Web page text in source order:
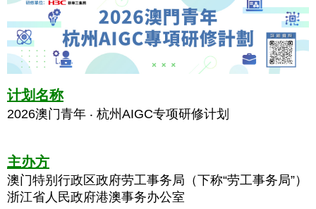
计划名称
2026澳门青年 ‧ 杭州AIGC专项研修计划
主办方
澳门特别行政区政府劳工事务局（下称“劳工事务局”）
浙江省人民政府港澳事务办公室